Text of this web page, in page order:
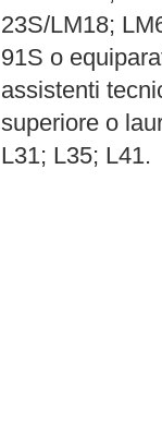
23S/LM18;
91S o
assistenti
superiore o
L31; L35; L41.